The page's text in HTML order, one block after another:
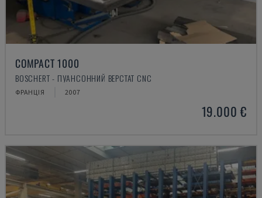
COMPACT 1000
BOSCHERT - ПУАНСОННИЙ ВЕРСТАТ CNC
ФРАНЦІЯ 2007
19.000 €